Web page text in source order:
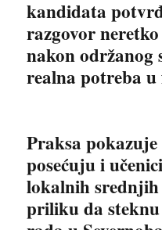
kandidata
razgovor
nakon održanog
realna potreba
Praksa
posećuju i
lokalnih
priliku da